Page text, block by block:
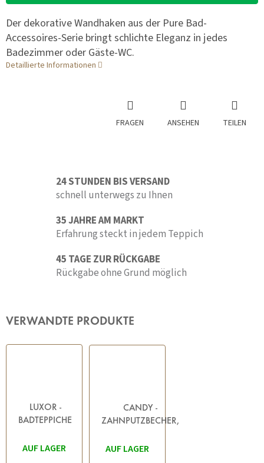
Der dekorative Wandhaken aus der Pure Bad-
Accessoires-Serie bringt schlichte Eleganz in jedes
Badezimmer oder Gäste-WC.
Detaillierte Informationen
FRAGEN ANSEHEN TEILEN
24 STUNDEN BIS VERSAND
schnell unterwegs zu Ihnen
35 JAHRE AM MARKT
Erfahrung steckt in jedem Teppich
45 TAGE ZUR RÜCKGABE
Rückgabe ohne Grund möglich
VERWANDTE PRODUKTE
LUXOR -
BADTEPPICHE
AUF LAGER
CANDY -
ZAHNPUTZBECHER,
AUF LAGER